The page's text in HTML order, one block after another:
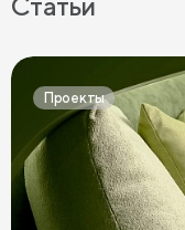
Простыни на
Проекты